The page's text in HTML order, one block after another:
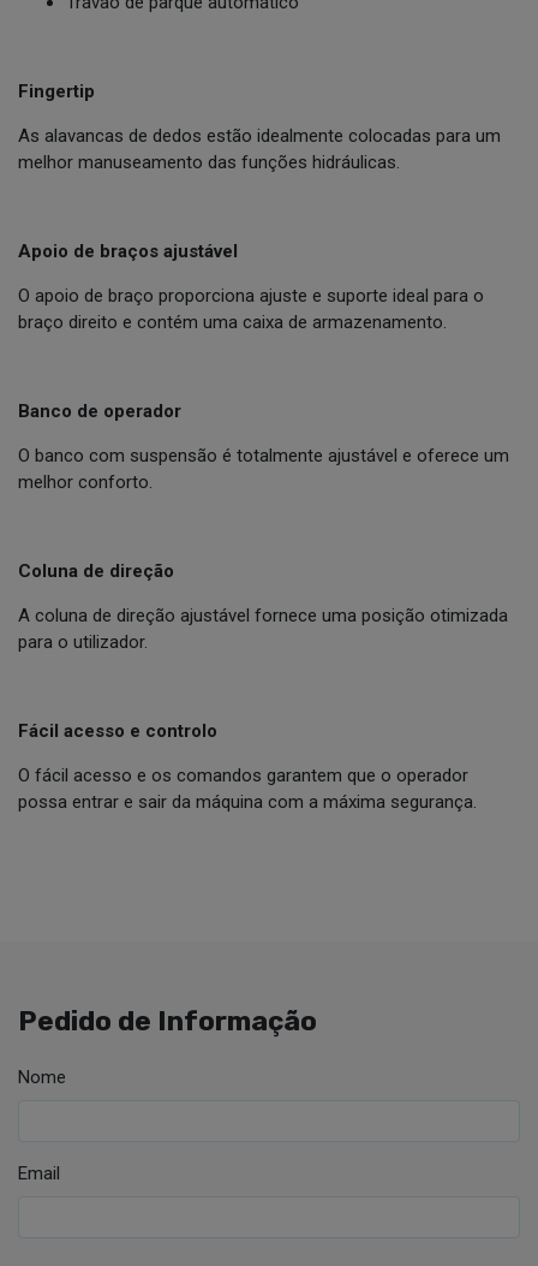
Fingertip
As alavancas de dedos estão idealmente colocadas para um
melhor manuseamento das funções hidráulicas.
Apoio de braços ajustável
O apoio de braço proporciona ajuste e suporte ideal para o
braço direito e contém uma caixa de armazenamento.
Banco de operador
O banco com suspensão é totalmente ajustável e oferece um
melhor conforto.
Coluna de direção
A coluna de direção ajustável fornece uma posição otimizada
para o utilizador.
Fácil acesso e controlo
O fácil acesso e os comandos garantem que o operador
possa entrar e sair da máquina com a máxima segurança.
Pedido de Informação
Nome
Email